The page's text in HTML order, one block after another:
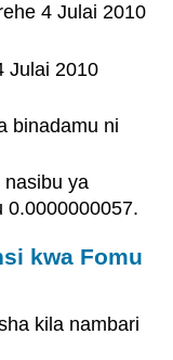
4 Julai 2010
Julai 2010
binadamu ni
nasibu ya
0.0000000057.
kwa Fomu
kila nambari